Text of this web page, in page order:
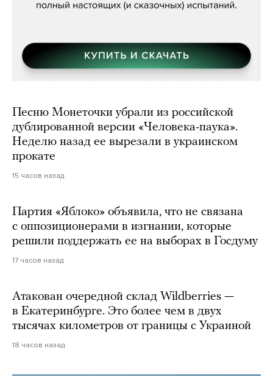
Песню Монеточки убрали из российской
дублированной версии «Человека-паука».
Неделю назад ее вырезали в украинском
прокате
15 часов назад
Партия «Яблоко» объявила, что не связана
с оппозиционерами в изгнании, которые
решили поддержать ее на выборах в Госдуму
17 часов назад
Атакован очередной склад Wildberries —
в Екатеринбурге. Это более чем в двух
тысячах километров от границы с Украиной
18 часов назад